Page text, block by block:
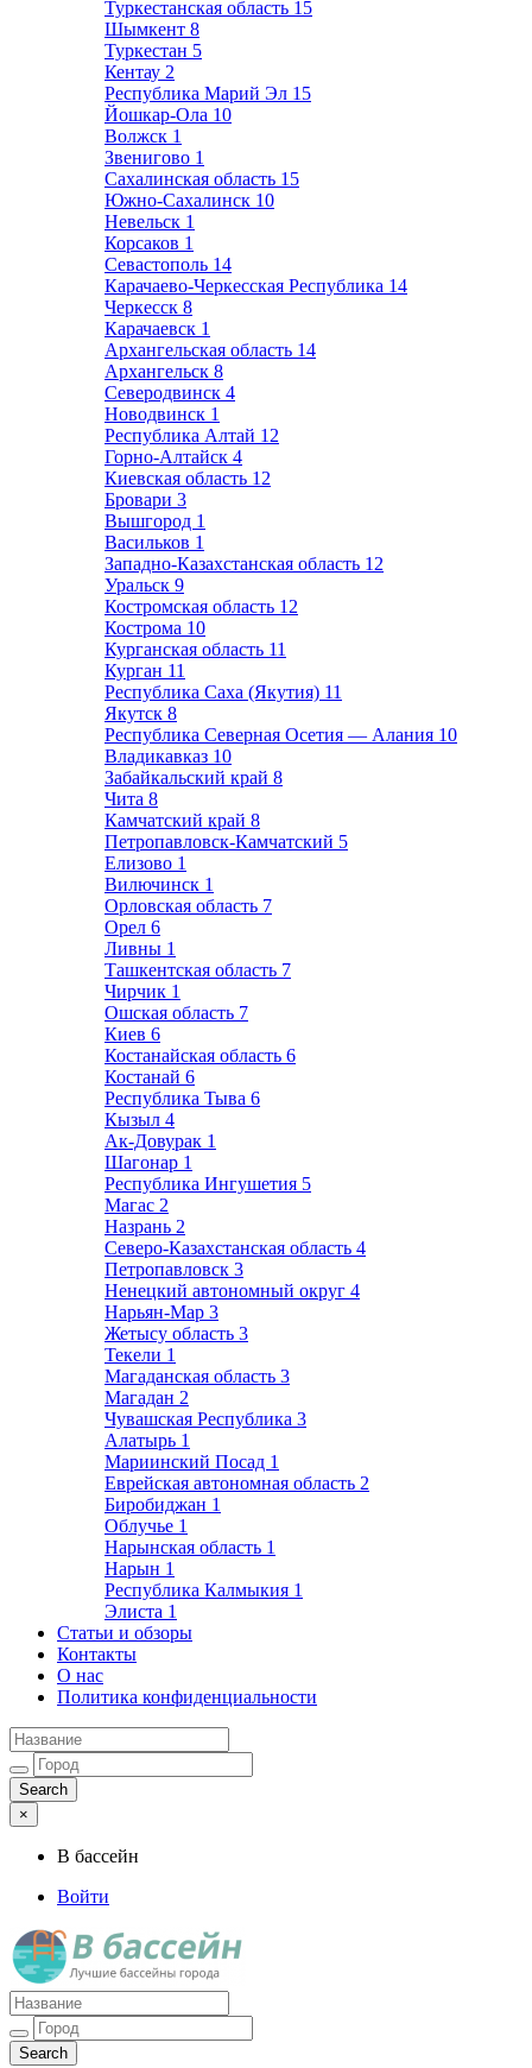
Туркестанская область 15
Шымкент 8
Туркестан 5
Кентау 2
Республика Марий Эл 15
Йошкар-Ола 10
Волжск 1
Звенигово 1
Сахалинская область 15
Южно-Сахалинск 10
Невельск 1
Корсаков 1
Севастополь 14
Карачаево-Черкесская Республика 14
Черкесск 8
Карачаевск 1
Архангельская область 14
Архангельск 8
Северодвинск 4
Новодвинск 1
Республика Алтай 12
Горно-Алтайск 4
Киевская область 12
Бровари 3
Вышгород 1
Васильков 1
Западно-Казахстанская область 12
Уральск 9
Костромская область 12
Кострома 10
Курганская область 11
Курган 11
Республика Саха (Якутия) 11
Якутск 8
Республика Северная Осетия — Алания 10
Владикавказ 10
Забайкальский край 8
Чита 8
Камчатский край 8
Петропавловск-Камчатский 5
Елизово 1
Вилючинск 1
Орловская область 7
Орел 6
Ливны 1
Ташкентская область 7
Чирчик 1
Ошская область 7
Киев 6
Костанайская область 6
Костанай 6
Республика Тыва 6
Кызыл 4
Ак-Довурак 1
Шагонар 1
Республика Ингушетия 5
Магас 2
Назрань 2
Северо-Казахстанская область 4
Петропавловск 3
Ненецкий автономный округ 4
Нарьян-Мар 3
Жетысу область 3
Текели 1
Магаданская область 3
Магадан 2
Чувашская Республика 3
Алатырь 1
Мариинский Посад 1
Еврейская автономная область 2
Биробиджан 1
Облучье 1
Нарынская область 1
Нарын 1
Республика Калмыкия 1
Элиста 1
Статьи и обзоры
Контакты
О нас
Политика конфиденциальности
×
В бассейн
Войти
Лучшие бассейны города